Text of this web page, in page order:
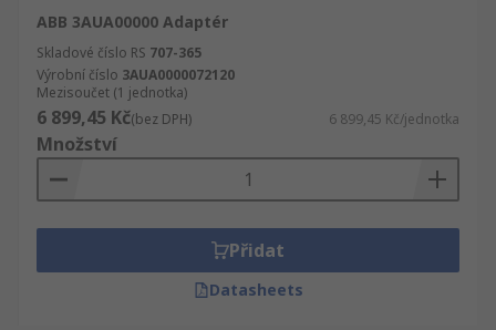
ABB 3AUA00000 Adaptér
Skladové číslo RS 707-365
Výrobní číslo 3AUA0000072120
Mezisoučet (1 jednotka)
6 899,45 Kč(bez DPH) 6 899,45 Kč/jednotka
Množství
Přidat
Datasheets